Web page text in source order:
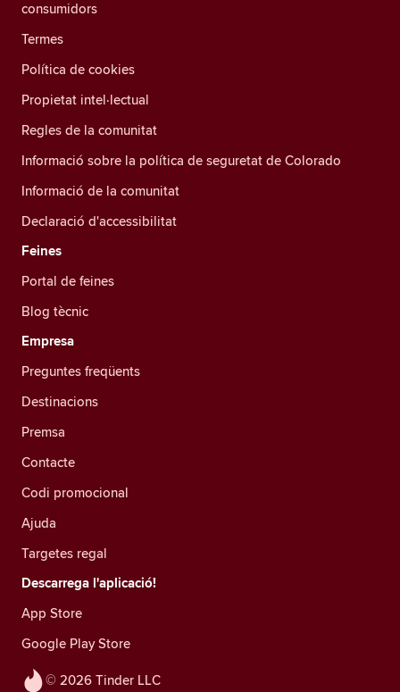
© 2026 Tinder LLC
consumidors
Termes
Política de cookies
Propietat intel·lectual
Regles de la comunitat
Informació sobre la política de seguretat de Colorado
Informació de la comunitat
Declaració d'accessibilitat
Feines
Portal de feines
Blog tècnic
Empresa
Preguntes freqüents
Destinacions
Premsa
Contacte
Codi promocional
Ajuda
Targetes regal
Descarrega l'aplicació!
App Store
Google Play Store